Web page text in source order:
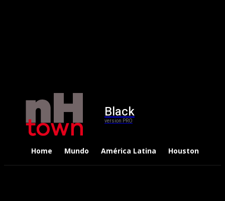
Black
version PRO
Home Mundo América Latina Houston